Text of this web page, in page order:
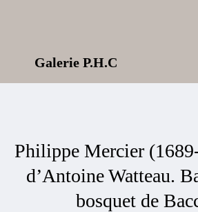
Galerie P.H.C
Philippe Mercier
d’Antoine Watteau.
bosquet de